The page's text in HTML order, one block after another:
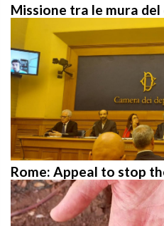
Missione tra le mura
Rome: Appeal to stop